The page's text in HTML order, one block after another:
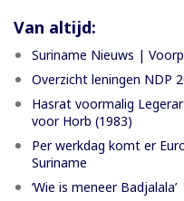
Van altijd:
Suriname Nieuws |
Overzicht leningen NDP
Hasrat voormalig
voor Horb (1983)
Per werkdag komt er
Suriname
‘Wie is meneer Badjalala’